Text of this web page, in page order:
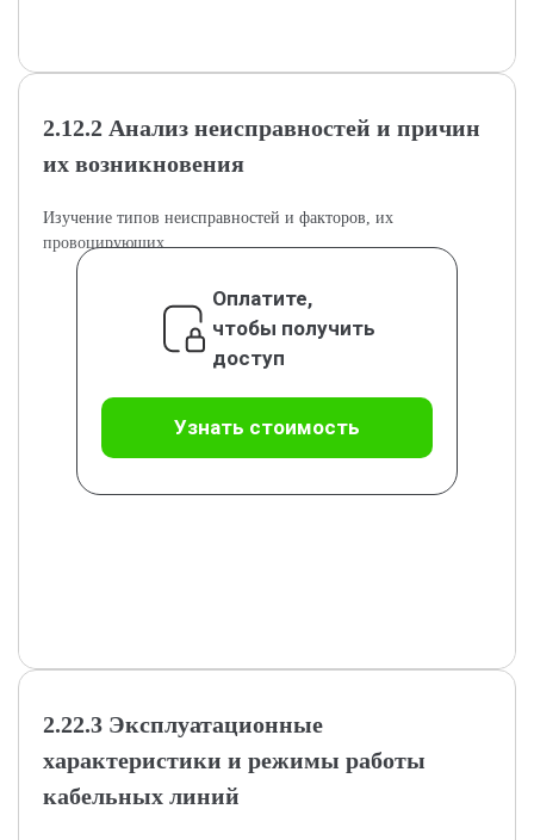
2.12.2 Анализ неисправностей и причин
их возникновения
Изучение типов неисправностей и факторов, их
провоцирующих.
Оплатите,
чтобы получить
доступ
Узнать стоимость
2.22.3 Эксплуатационные
характеристики и режимы работы
кабельных линий